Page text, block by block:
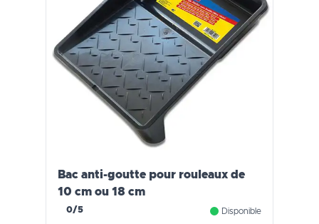
Bac anti-goutte pour rouleaux de
10 cm ou 18 cm
0/5 Disponible